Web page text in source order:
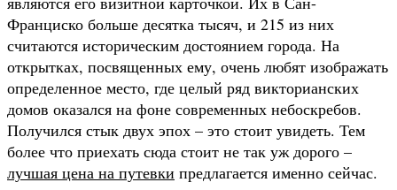
Франциско больше десятка тысяч, и 215 из них
считаются историческим достоянием города. На
открытках, посвященных ему, очень любят изображать
определенное место, где целый ряд викторианских
домов оказался на фоне современных небоскребов.
Получился стык двух эпох – это стоит увидеть. Тем
более что приехать сюда стоит не так уж дорого –
лучшая цена на путевки предлагается именно сейчас.